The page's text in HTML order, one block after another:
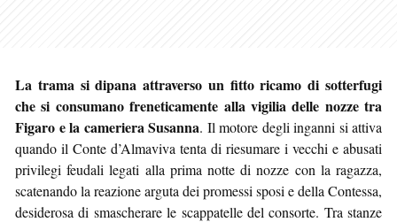
La trama si dipana attraverso un fitto ricamo di sotterfugi
che si consumano freneticamente alla vigilia delle nozze tra
Figaro e la cameriera Susanna. Il motore degli inganni si attiva
quando il Conte d’Almaviva tenta di riesumare i vecchi e abusati
privilegi feudali legati alla prima notte di nozze con la ragazza,
scatenando la reazione arguta dei promessi sposi e della Contessa,
desiderosa di smascherare le scappatelle del consorte. Tra stanze